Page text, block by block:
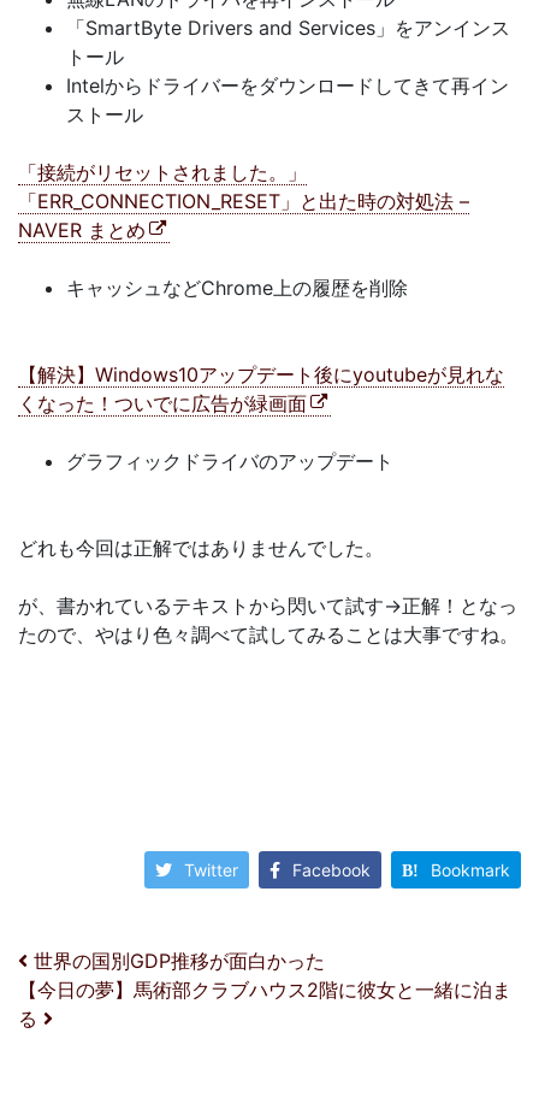
「SmartByte Drivers and Services」をアンインス
トール
Intelからドライバーをダウンロードしてきて再イン
ストール
「接続がリセットされました。」
「ERR_CONNECTION_RESET」と出た時の対処法 –
NAVER まとめ
キャッシュなどChrome上の履歴を削除
【解決】Windows10アップデート後にyoutubeが見れな
くなった！ついでに広告が緑画面
グラフィックドライバのアップデート
どれも今回は正解ではありませんでした。
が、書かれているテキストから閃いて試す→正解！となっ
たので、やはり色々調べて試してみることは大事ですね。
Twitter Facebook Bookmark
投稿ナビゲーション
世界の国別GDP推移が面白かった
【今日の夢】馬術部クラブハウス2階に彼女と一緒に泊ま
る